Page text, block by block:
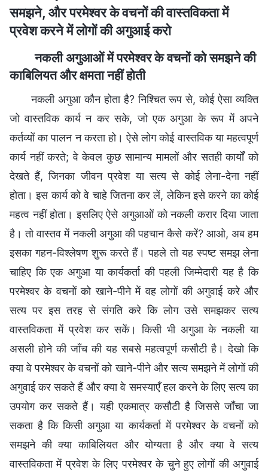
समझने, और परमेश्वर के वचनों की वास्तविकता में
प्रवेश करने में लोगों की अगुआई करो
नकली अगुआओं में परमेश्वर के वचनों को समझने की
काबिलियत और क्षमता नहीं होती
नकली अगुआ कौन होता है? निश्चित रूप से, कोई ऐसा व्यक्ति
जो वास्तविक कार्य न कर सके, जो एक अगुआ के रूप में अपने
कर्तव्यों का पालन न करता हो। ऐसे लोग कोई वास्तविक या महत्वपूर्ण
कार्य नहीं करते; वे केवल कुछ सामान्य मामलों और सतही कार्यों को
देखते हैं, जिनका जीवन प्रवेश या सत्य से कोई लेना-देना नहीं
होता। इस कार्य को वे चाहे जितना कर लें, लेकिन इसे करने का कोई
महत्व नहीं होता। इसलिए ऐसे अगुआओं को नकली करार दिया जाता
है। तो वास्तव में नकली अगुआ की पहचान कैसे करें? आओ, अब हम
इसका गहन-विश्लेषण शुरू करते हैं। पहले तो यह स्पष्ट समझ लेना
चाहिए कि एक अगुआ या कार्यकर्ता की पहली जिम्मेदारी यह है कि
परमेश्वर के वचनों को खाने-पीने में वह लोगों की अगुवाई करे और
सत्य पर इस तरह से संगति करे कि लोग उसे समझकर सत्य
वास्तविकता में प्रवेश कर सकें। किसी भी अगुआ के नकली या
असली होने की जाँच की यह सबसे महत्वपूर्ण कसौटी है। देखो कि
क्या वे परमेश्वर के वचनों को खाने-पीने और सत्य समझने में लोगों की
अगुवाई कर सकते हैं और क्या वे समस्याएँ हल करने के लिए सत्य का
उपयोग कर सकते हैं। यही एकमात्र कसौटी है जिससे जाँचा जा
सकता है कि किसी अगुआ या कार्यकर्ता में परमेश्वर के वचनों को
समझने की क्या काबिलियत और योग्यता है और क्या वे सत्य
वास्तविकता में प्रवेश के लिए परमेश्वर के चुने हुए लोगों की अगुवाई